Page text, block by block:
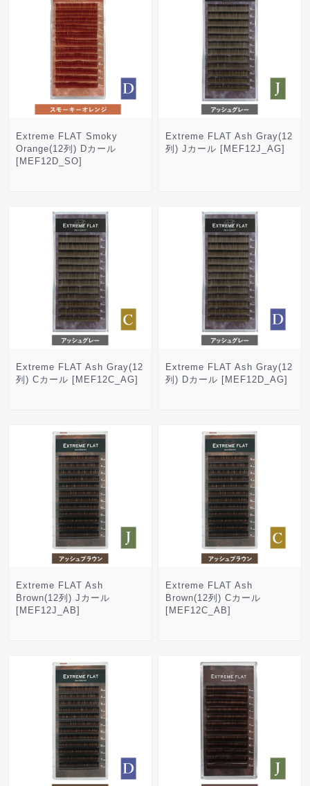
Extreme FLAT Smoky
Orange(12列) Dカール
[MEF12D_SO]
Extreme FLAT Ash Gray(12
列) Jカール [MEF12J_AG]
Extreme FLAT Ash Gray(12
列) Cカール [MEF12C_AG]
Extreme FLAT Ash Gray(12
列) Dカール [MEF12D_AG]
Extreme FLAT Ash
Brown(12列) Jカール
[MEF12J_AB]
Extreme FLAT Ash
Brown(12列) Cカール
[MEF12C_AB]